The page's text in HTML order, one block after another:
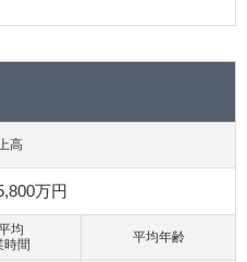
高
万円
均
時間
平均年齢